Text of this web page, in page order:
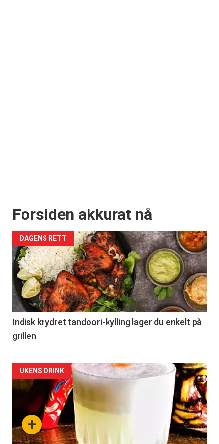
Forsiden akkurat nå
DAGENS RETT
Indisk krydret tandoori-kylling lager du enkelt på
grillen
Forsiden
akkurat
nå
-
+
UKENS DRINK